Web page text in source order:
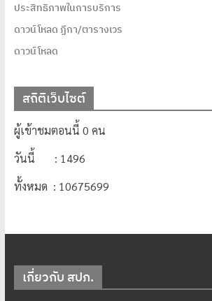
ประสิทธิภาพในการบริการ
ดาวน์โหลด ฏีกา/ตารางเวร
ดาวน์โหลด
สถิติเว็บไซต์
ผู้เข้าชมตอนนี้ 0 คน
วันนี้ : 1496
ทั้งหมด : 10675699
เกี่ยวกับ สปภ.